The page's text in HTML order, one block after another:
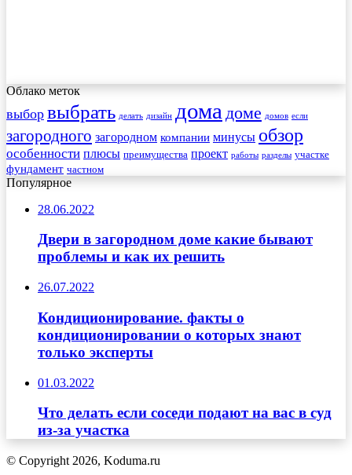
Облако меток
выбор выбрать делать дизайн дома доме домов если
загородного загородном компании минусы обзор
особенности плюсы преимущества проект работы разделы участке
фундамент частном
Популярное
28.06.2022
Двери в загородном доме какие бывают
проблемы и как их решить
26.07.2022
Кондиционирование. факты о
кондиционировании о которых знают
только эксперты
01.03.2022
Что делать если соседи подают на вас в суд
из-за участка
© Copyright 2026, Koduma.ru